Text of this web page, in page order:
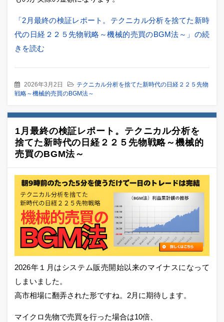
「2月最終の検証レポート。テクニカル分析を捨てた新時
代の日経２２５先物戦略～機械的売買のBGM法～」の続
きを読む
2026年3月2日
テクニカル分析を捨てた新時代の日経２２５先物
戦略～機械的売買のBGM法～
1月最終の検証レポート。テクニカル分析を
捨てた新時代の日経２２５先物戦略～機械的
売買のBGM法～
2026年１月はシステム販売開始以来のマイナスになって
しまいました。
高市相場に翻弄された形ですね。2月に期待します。
マイクロ先物で売買を行った場合は10倍、